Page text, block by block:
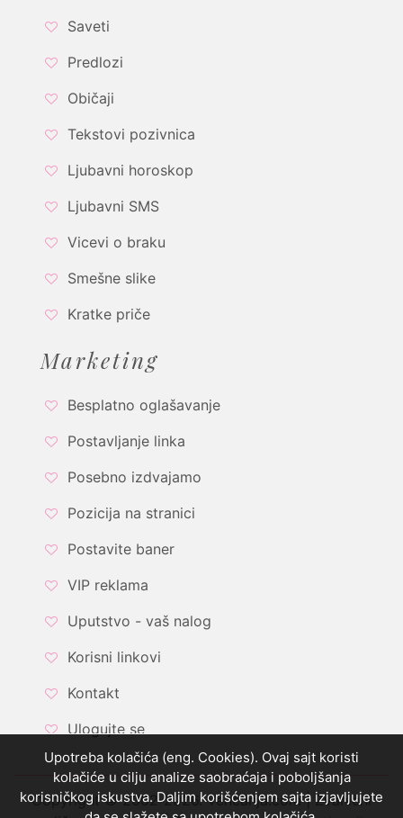
Saveti
Predlozi
Običaji
Tekstovi pozivnica
Ljubavni horoskop
Ljubavni SMS
Vicevi o braku
Smešne slike
Kratke priče
Marketing
Besplatno oglašavanje
Postavljanje linka
Posebno izdvajamo
Pozicija na stranici
Postavite baner
VIP reklama
Uputstvo - vaš nalog
Korisni linkovi
Kontakt
Ulogujte se
Copyright © 2002-2026. Vencanja.com | Zvanični
Upotreba kolačića (eng. Cookies). Ovaj sajt koristi
kolačiće u cilju analize saobraćaja i poboljšanja
korisničkog iskustva. Daljim korišćenjem sajta izjavljujete